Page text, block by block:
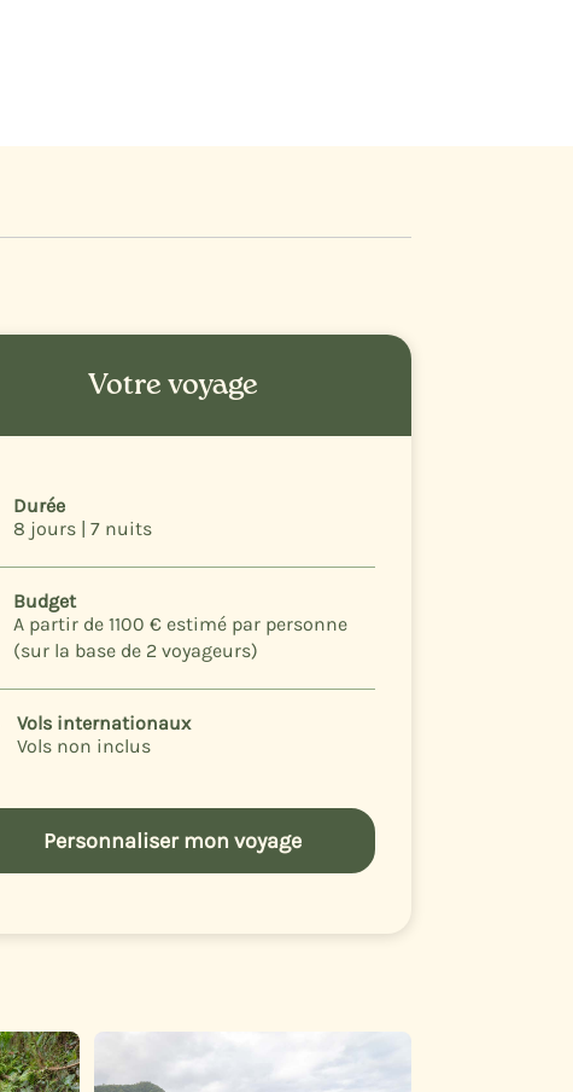
Votre voyage
Durée
8 jours | 7 nuits
Budget
A partir de1100 € estimé par personne
(sur la base de 2 voyageurs)
Vols internationaux
Vols non inclus
Personnaliser mon voyage